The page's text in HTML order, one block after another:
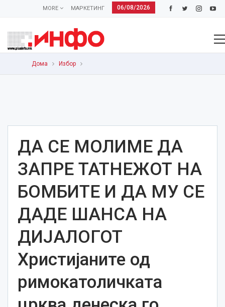
06/08/2026
МАРКЕТИНГ
MORE
Дома Избор
ДА СЕ МОЛИМЕ ДА
ЗАПРЕ ТАТНЕЖОТ НА
БОМБИТЕ И ДА МУ СЕ
ДАДЕ ШАНСА НА
ДИЈАЛОГОТ
Христијаните од
римокатоличката